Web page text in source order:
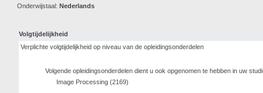
Onderwijstaal: Nederlands
Volgtijdelijkheid
Verplichte volgtijdelijkheid op niveau van de opleidingsonderdelen
Volgende opleidingsonderdelen dient u ook opgenomen te hebben in uw
Image Processing (2169)